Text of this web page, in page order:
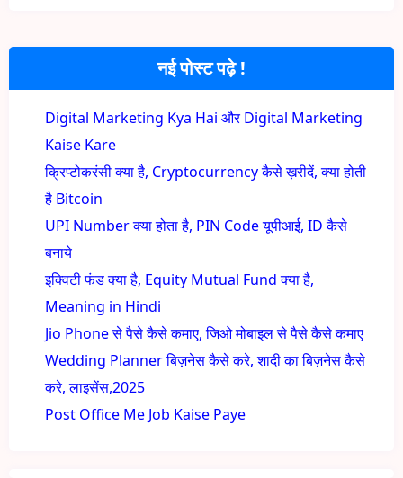
नई पोस्ट पढ़े !
Digital Marketing Kya Hai और Digital Marketing
Kaise Kare
क्रिप्टोकरंसी क्या है, Cryptocurrency कैसे ख़रीदें, क्या होती
है Bitcoin
UPI Number क्या होता है, PIN Code यूपीआई, ID कैसे
बनाये
इक्विटी फंड क्या है, Equity Mutual Fund क्या है,
Meaning in Hindi
Jio Phone से पैसे कैसे कमाए, जिओ मोबाइल से पैसे कैसे कमाए
Wedding Planner बिज़नेस कैसे करे, शादी का बिज़नेस कैसे
करे, लाइसेंस,2025
Post Office Me Job Kaise Paye